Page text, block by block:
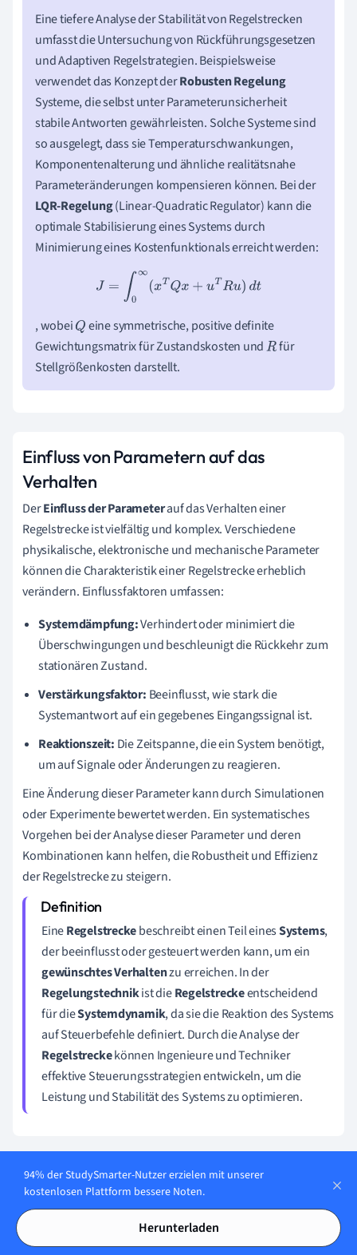
Eine tiefere Analyse der Stabilität von Regelstrecken
umfasst die Untersuchung von Rückführungsgesetzen
und Adaptiven Regelstrategien. Beispielsweise
verwendet das Konzept derRobusten Regelung
Systeme, die selbst unter Parameterunsicherheit
stabile Antworten gewährleisten. Solche Systeme sind
so ausgelegt, dass sie Temperaturschwankungen,
Komponentenalterung und ähnliche realitätsnahe
Parameteränderungen kompensieren können. Bei der
LQR-Regelung(Linear-Quadratic Regulator) kann die
optimale Stabilisierung eines Systems durch
Minimierung eines Kostenfunktionals erreicht werden:
= ∫0∞(xTQx+ uT Ru)dt
, wobeiQ eine symmetrische, positive definite
Gewichtungsmatrix für Zustandskosten undR für
Stellgrößenkosten darstellt.
Einfluss von Parametern auf das
Verhalten
DerEinfluss der Parameterauf das Verhalten einer
Regelstrecke ist vielfältig und komplex. Verschiedene
physikalische, elektronische und mechanische Parameter
können die Charakteristik einer Regelstrecke erheblich
verändern. Einflussfaktoren umfassen:
Systemdämpfung:Verhindert oder minimiert die
Überschwingungen und beschleunigt die Rückkehr zum
stationären Zustand.
Verstärkungsfaktor: Beeinflusst, wie stark die
Systemantwort auf ein gegebenes Eingangssignal ist.
Reaktionszeit: Die Zeitspanne, die ein System benötigt,
um auf Signale oder Änderungen zu reagieren.
Eine Änderung dieser Parameter kann durch Simulationen
oder Experimente bewertet werden. Ein systematisches
Vorgehen bei der Analyse dieser Parameter und deren
Kombinationen kann helfen, die Robustheit und Effizienz
der Regelstrecke zu steigern.
EineRegelstreckebeschreibt einen Teil einesSystems,
der beeinflusst oder gesteuert werden kann, um ein
gewünschtes Verhaltenzu erreichen. In der
Regelungstechnikist dieRegelstreckeentscheidend
für dieSystemdynamik, da sie die Reaktion des Systems
auf Steuerbefehle definiert. Durch die Analyse der
Regelstreckekönnen Ingenieure und Techniker
effektive Steuerungsstrategien entwickeln, um die
Leistung und Stabilität des Systems zu optimieren.
Übungen zu Regelstrecken
Um ein tiefes Verständnis derRegelstreckenzu entwickeln,
sind praktische Übungen und Anwendungen hilfreich.
Durch gezielte Aufgaben kannst du die theoretischen
94% der StudySmarter-Nutzer erzielen mit unserer
kostenlosen Plattform bessere Noten.
Herunterladen